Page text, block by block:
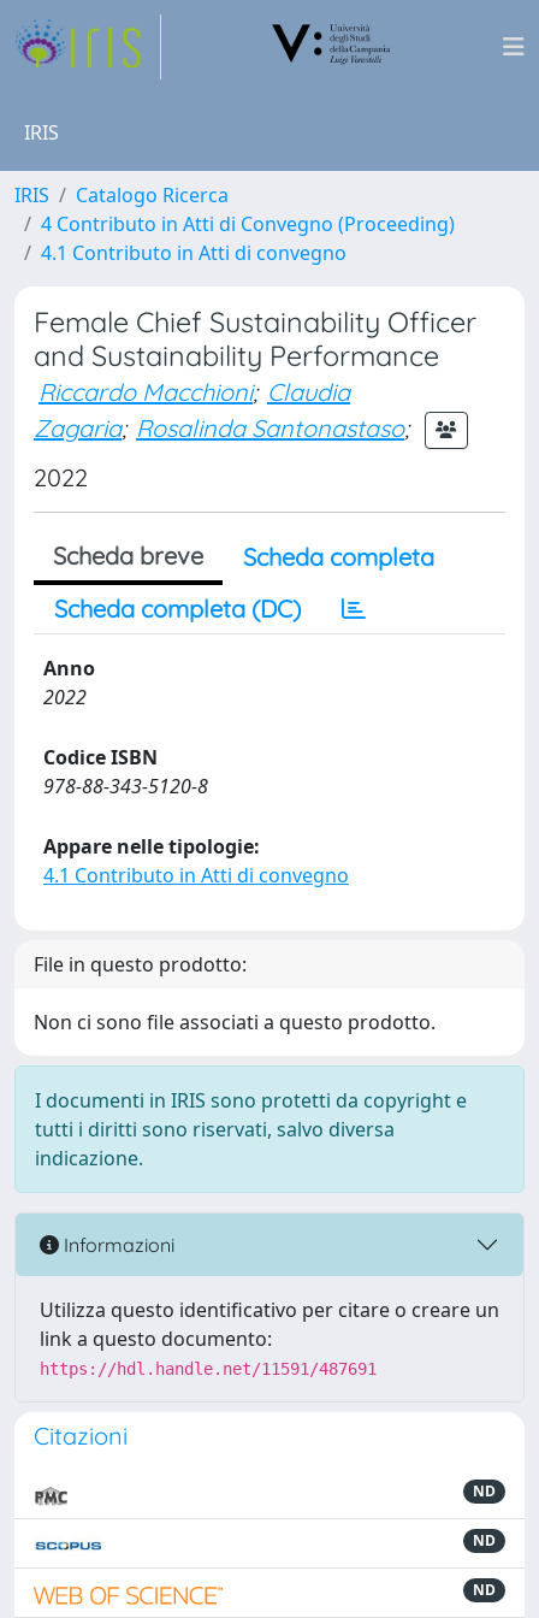
IRIS
IRIS
Catalogo Ricerca
4 Contributo in Atti di Convegno (Proceeding)
4.1 Contributo in Atti di convegno
Female Chief Sustainability Officer
and Sustainability Performance
Riccardo Macchioni; Claudia
Zagaria; Rosalinda Santonastaso;
2022
Scheda breve
Scheda completa
Scheda completa (DC)
Anno
2022
Codice ISBN
978-88-343-5120-8
Appare nelle tipologie:
4.1 Contributo in Atti di convegno
File in questo prodotto:
Non ci sono file associati a questo prodotto.
I documenti in IRIS sono protetti da copyright e
tutti i diritti sono riservati, salvo diversa
indicazione.
Informazioni
Utilizza questo identificativo per citare o creare un
link a questo documento:
https://hdl.handle.net/11591/487691
Citazioni
ND
ND
ND